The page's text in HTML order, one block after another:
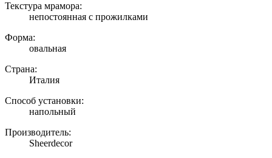
Текстура мрамора:
непостоянная с прожилками
Форма:
овальная
Страна:
Италия
Способ установки:
напольный
Производитель:
Sheerdecor